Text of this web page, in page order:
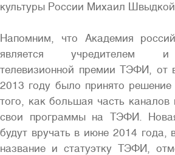
культуры России Михаил
Напомним, что Академия
является учредителем и
телевизионной премии ТЭФИ, от
2013 году было принято решение
того, как большая часть каналов
свои программы на ТЭФИ.
будут вручать в июне 2014 года,
название и статуэтку ТЭФИ,